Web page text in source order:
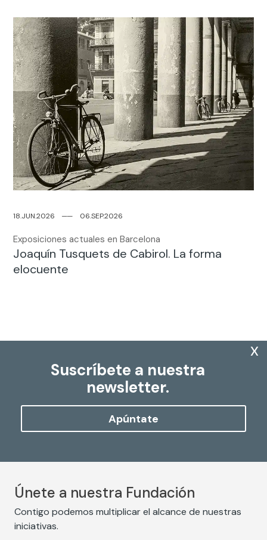
18.JUN.2026── 06.SEP.2026
Exposiciones actuales en Barcelona
Joaquín Tusquets de Cabirol. La forma
elocuente
Suscríbete a nuestra
newsletter.
Apúntate
x
Únete a nuestra Fundación
Contigo podemos multiplicar el alcance de nuestras
iniciativas.